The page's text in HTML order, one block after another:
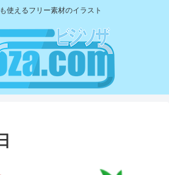
使えるフリー素材のイラスト